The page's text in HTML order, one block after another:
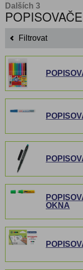
Dalších 3
POPISOVAČE
Filtrovat
OKNA